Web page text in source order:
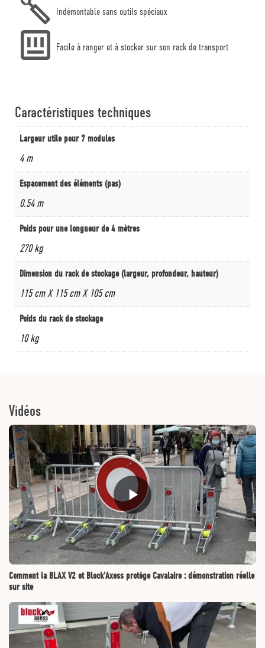
Indémontable sans outils spéciaux
Facile à ranger et à stocker sur son rack de transport
Caractéristiques techniques
Largeur utile pour 7 modules
4 m
Espacement des éléments (pas)
0.54 m
Poids pour une longueur de 4 mètres
270 kg
Dimension du rack de stockage (largeur, profondeur, hauteur)
115 cm X 115 cm X 105 cm
Poids du rack de stockage
10 kg
Vidéos
Comment la BLAX V2 et Block'Axess protège Cavalaire : démonstration réelle
sur site